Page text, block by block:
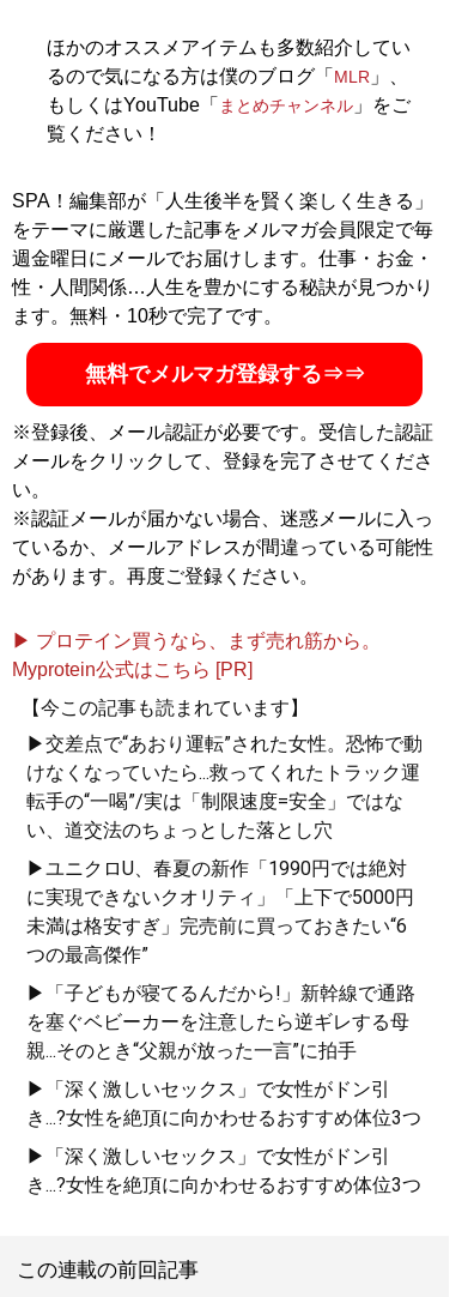
でオシャレ初心者にもわかりやすいファッション情報を
配信中！
記事一覧へ
ほかのオススメアイテムも多数紹介してい
るので気になる方は僕のブログ「 MLR」、
もしくはYouTube「 まとめチャンネル」をご
覧ください！
SPA！編集部が「人生後半を賢く楽しく生きる」
をテーマに厳選した記事をメルマガ会員限定で毎
週金曜日にメールでお届けします。仕事・お金・
性・人間関係…人生を豊かにする秘訣が見つかり
ます。無料・10秒で完了です。
無料でメルマガ登録する⇒⇒
※登録後、メール認証が必要です。受信した認証
メールをクリックして、登録を完了させてくださ
い。
※認証メールが届かない場合、迷惑メールに入っ
ているか、メールアドレスが間違っている可能性
があります。再度ご登録ください。
▶ プロテイン買うなら、まず売れ筋から。
Myprotein公式はこちら [PR]
【今この記事も読まれています】
▶交差点で“あおり運転”された女性。恐怖で動
けなくなっていたら...救ってくれたトラック運
転手の“一喝”/実は「制限速度=安全」ではな
い、道交法のちょっとした落とし穴
▶ユニクロU、春夏の新作「1990円では絶対
に実現できないクオリティ」「上下で5000円
未満は格安すぎ」完売前に買っておきたい“6
つの最高傑作”
▶「子どもが寝てるんだから!」新幹線で通路
を塞ぐベビーカーを注意したら逆ギレする母
親...そのとき“父親が放った一言”に拍手
▶「深く激しいセックス」で女性がドン引
き...?女性を絶頂に向かわせるおすすめ体位3つ
▶「深く激しいセックス」で女性がドン引
き...?女性を絶頂に向かわせるおすすめ体位3つ
この連載の前回記事